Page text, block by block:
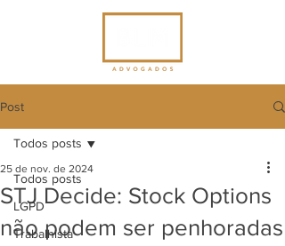
Post
Todos posts
LGPD
Trabalhista
Todos posts
STJ Decide: Stock Options
não podem ser penhoradas
25 de nov. de 2024